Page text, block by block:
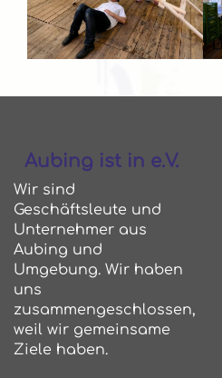
Aubing ist in e.V.
Wir sind
Geschäftsleute und
Unternehmer aus
Aubing und
Umgebung. Wir haben
uns
zusammengeschlossen,
weil wir gemeinsame
Ziele haben.